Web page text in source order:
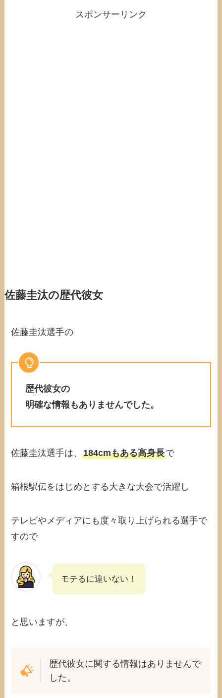
スポンサーリンク
佐藤圭汰の歴代彼女
佐藤圭汰選手の
歴代彼女の
明確な情報もありませんでした。
佐藤圭汰選手は、184cmもある高身長で
箱根駅伝をはじめとする大きな大会で活躍し
テレビやメディアにも度々取り上げられる選手で
すので
モテるに違いない！
と思いますが、
歴代彼女に関する情報はありませんで
した。